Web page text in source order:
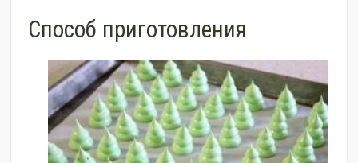
Способ приготовления